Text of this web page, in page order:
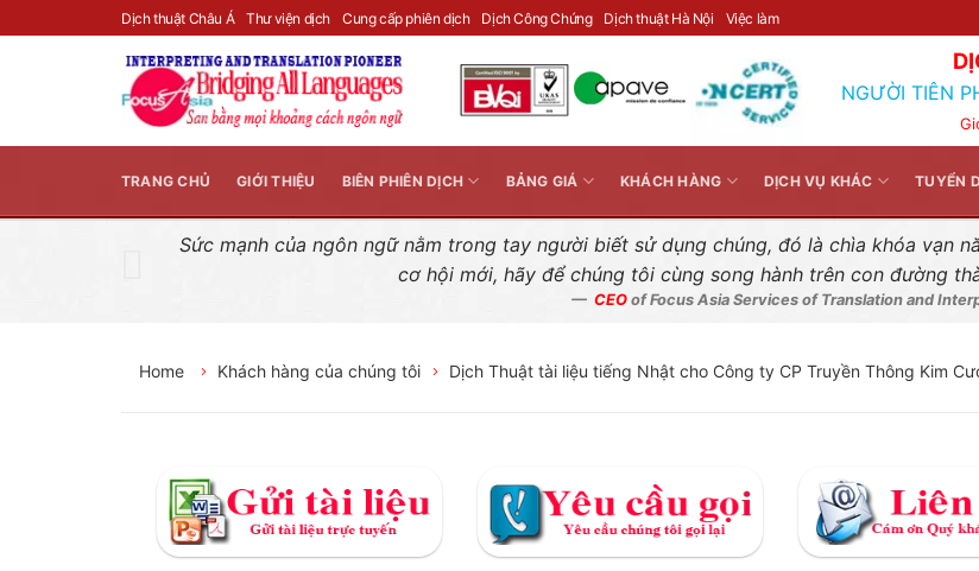
Dịch thuật Châu Á Thư viện dịch Cung cấp phiên dịch Dịch Công Chứng Dịch thuật Hà Nội Việc làm
NGƯỜI TIÊN
TRANG CHỦ GIỚI THIỆU BIÊN PHIÊN DỊCH BẢNG GIÁ KHÁCH HÀNG DỊCH VỤ KHÁC TUYỂN
Sức mạnh của ngôn ngữ nằm trong tay người biết sử dụng chúng, đó là chìa khóa vạn
cơ hội mới, hãy để chúng tôi cùng song hành trên con đường
CEOof Focus Asia Services of Translation and
Home Khách hàng của chúng tôi Dịch Thuật tài liệu tiếng Nhật cho Công ty CP Truyền Thông Kim
Liên hệ nhanh